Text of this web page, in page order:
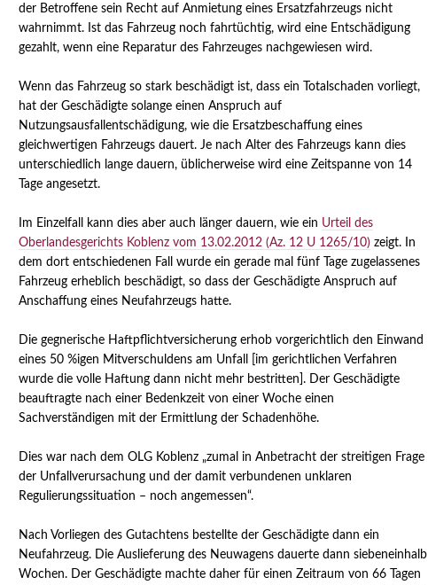
der Betroffene sein Recht auf Anmietung eines Ersatzfahrzeugs nicht
wahrnimmt. Ist das Fahrzeug noch fahrtüchtig, wird eine Entschädigung
gezahlt, wenn eine Reparatur des Fahrzeuges nachgewiesen wird.
Wenn das Fahrzeug so stark beschädigt ist, dass ein Totalschaden vorliegt,
hat der Geschädigte solange einen Anspruch auf
Nutzungsausfallentschädigung, wie die Ersatzbeschaffung eines
gleichwertigen Fahrzeugs dauert. Je nach Alter des Fahrzeugs kann dies
unterschiedlich lange dauern, üblicherweise wird eine Zeitspanne von 14
Tage angesetzt.
Im Einzelfall kann dies aber auch länger dauern, wie ein Urteil des
Oberlandesgerichts Koblenz vom 13.02.2012 (Az. 12 U 1265/10) zeigt. In
dem dort entschiedenen Fall wurde ein gerade mal fünf Tage zugelassenes
Fahrzeug erheblich beschädigt, so dass der Geschädigte Anspruch auf
Anschaffung eines Neufahrzeugs hatte.
Die gegnerische Haftpflichtversicherung erhob vorgerichtlich den Einwand
eines 50 %igen Mitverschuldens am Unfall [im gerichtlichen Verfahren
wurde die volle Haftung dann nicht mehr bestritten]. Der Geschädigte
beauftragte nach einer Bedenkzeit von einer Woche einen
Sachverständigen mit der Ermittlung der Schadenhöhe.
Dies war nach dem OLG Koblenz „zumal in Anbetracht der streitigen Frage
der Unfallverursachung und der damit verbundenen unklaren
Regulierungssituation – noch angemessen“.
Nach Vorliegen des Gutachtens bestellte der Geschädigte dann ein
Neufahrzeug. Die Auslieferung des Neuwagens dauerte dann siebeneinhalb
Wochen. Der Geschädigte machte daher für einen Zeitraum von 66 Tagen